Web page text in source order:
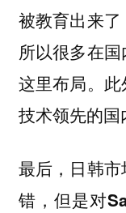
被教育出来了
所以很多在
这里布局。
技术领先的国
最后，日韩
错，但是对